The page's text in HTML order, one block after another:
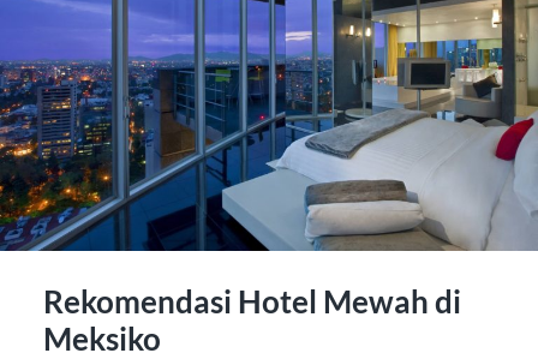
Rekomendasi Hotel Mewah di
Meksiko